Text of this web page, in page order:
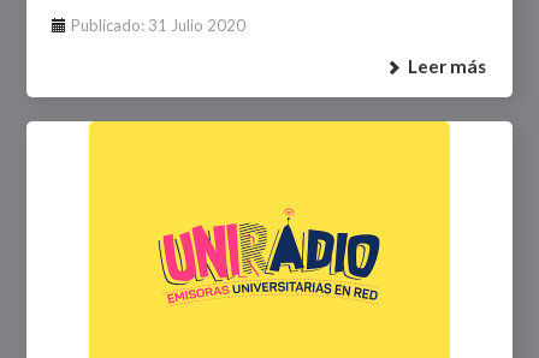
Publicado: 31 Julio 2020
Leer más